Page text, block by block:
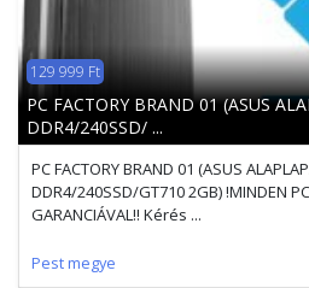
129 999 Ft
PC FACTORY BRAND 01 (ASUS
DDR4/240SSD/ ...
PC FACTORY BRAND 01 (ASUS
DDR4/240SSD/GT710 2GB) !MINDEN
GARANCIÁVAL!! Kérés ...
Pest megye